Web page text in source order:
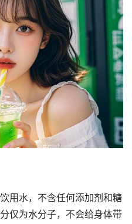
用水，不含任何添加剂和糖
仅为水分子，不会给身体带